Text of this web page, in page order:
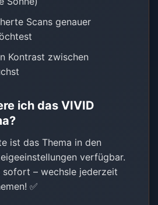
Scans genauer
Kontrast zwischen
ich das VIVID
ist das Thema in den
verfügbar.
sofort – wechsle jederzeit
✅